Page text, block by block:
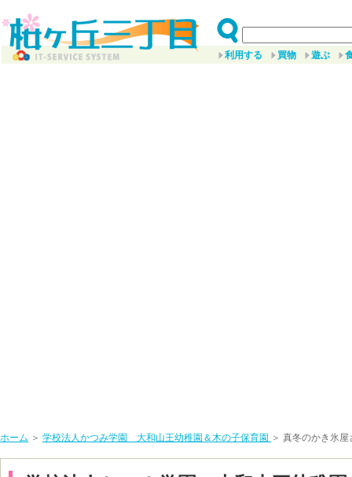
利用する 買物 遊ぶ
ホーム ＞ 学校法人かつみ学園 大和山王幼稚園＆木の子保育園 ＞ 真冬のかき氷屋